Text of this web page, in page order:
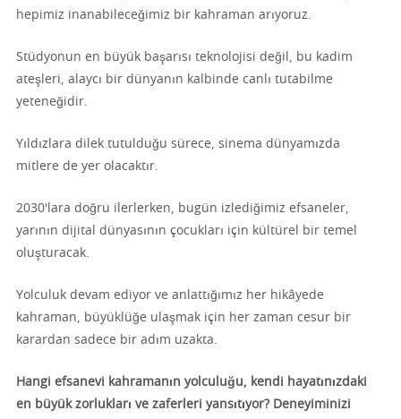
hepimiz inanabileceğimiz bir kahraman arıyoruz.
Stüdyonun en büyük başarısı teknolojisi değil, bu kadim
ateşleri, alaycı bir dünyanın kalbinde canlı tutabilme
yeteneğidir.
Yıldızlara dilek tutulduğu sürece, sinema dünyamızda
mitlere de yer olacaktır.
2030'lara doğru ilerlerken, bugün izlediğimiz efsaneler,
yarının dijital dünyasının çocukları için kültürel bir temel
oluşturacak.
Yolculuk devam ediyor ve anlattığımız her hikâyede
kahraman, büyüklüğe ulaşmak için her zaman cesur bir
karardan sadece bir adım uzakta.
Hangi efsanevi kahramanın yolculuğu, kendi hayatınızdaki
en büyük zorlukları ve zaferleri yansıtıyor? Deneyiminizi